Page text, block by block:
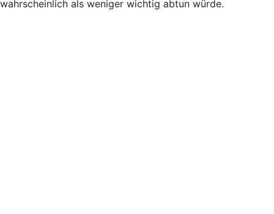
wahrscheinlich als weniger wichtig abtun würde.